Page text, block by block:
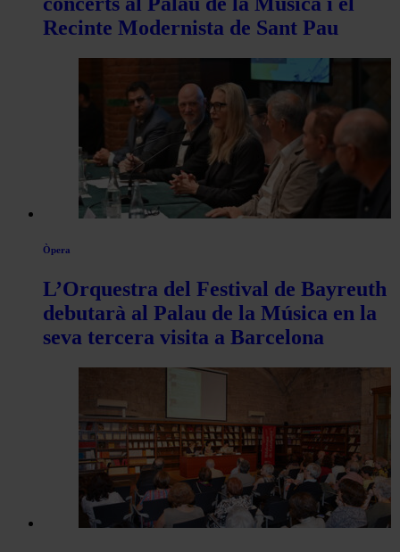
Recinte Modernista de Sant Pau
Òpera
L’Orquestra del Festival de Bayreuth
debutarà al Palau de la Música en la
seva tercera visita a Barcelona